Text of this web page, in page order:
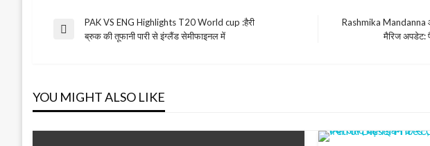
Post
Previous
PAK VS ENG Highlights T20 World cup :हैरी
ब्रुक की तूफानी पारी से इंग्लैंड सेमीफाइनल में
Rashmika
मैरिज अपडेट:
YOU MIGHT ALSO LIKE